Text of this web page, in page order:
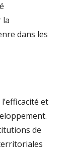
la
dans les
et
de